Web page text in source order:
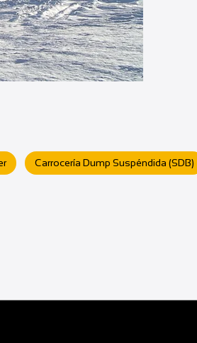
Carrocería Dump Suspéndida (SDB)